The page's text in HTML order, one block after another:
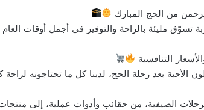
من الحج المبارك
مليئة بالراحة والتوفير في أجمل أوقات العام
التنافسية
بعد رحلة الحج، لدينا كل ما تحتاجونه لراحة
الصيفية، من حقائب وأدوات عملية، إلى